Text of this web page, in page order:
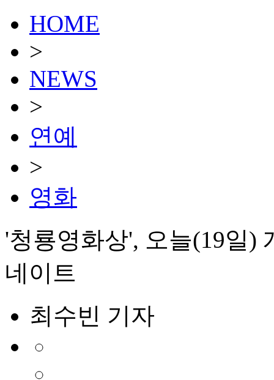
HOME
>
NEWS
>
연예
>
영화
'청룡영화상', 오늘(19일
네이트
최수빈 기자